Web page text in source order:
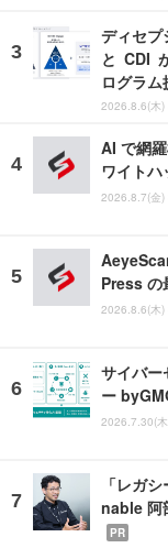
ディセプ
と CDI
ログラム
2026.8.6(木)
AI で網
ワイト
2026.8.7(金)
Press の
2026.8.6(木)
サイバー
ー
2026.7.30(
「レガ
nable 阿
PR